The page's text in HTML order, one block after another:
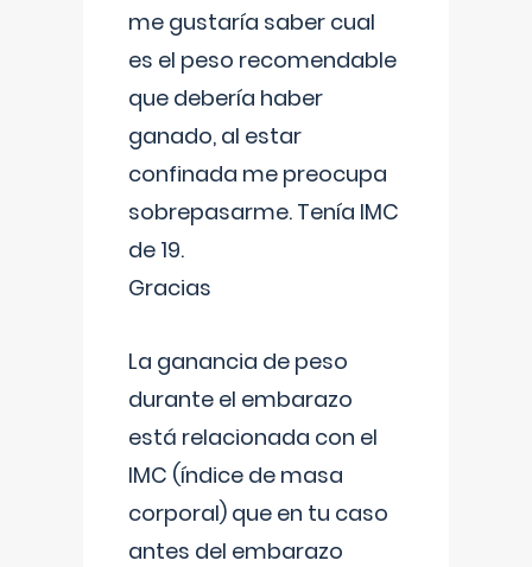
me gustaría saber cual
es el peso recomendable
que debería haber
ganado, al estar
confinada me preocupa
sobrepasarme. Tenía IMC
de 19.
Gracias
La ganancia de peso
durante el embarazo
está relacionada con el
IMC (índice de masa
corporal) que en tu caso
antes del embarazo